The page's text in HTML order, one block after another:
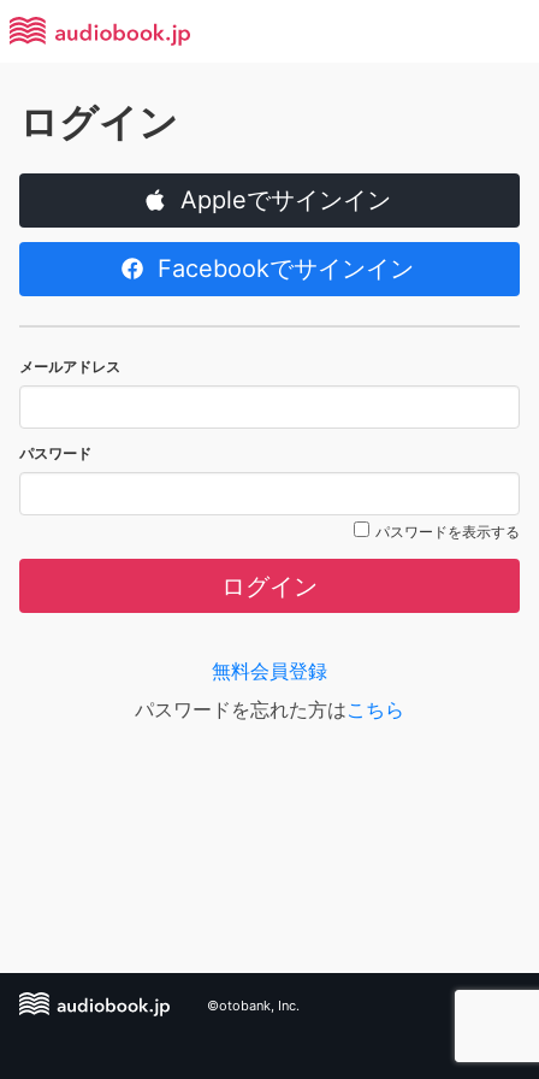
ログイン
Appleでサインイン
Facebookでサインイン
メールアドレス
パスワード
パスワードを表示する
ログイン
無料会員登録
パスワードを忘れた方はこちら
©otobank, Inc.